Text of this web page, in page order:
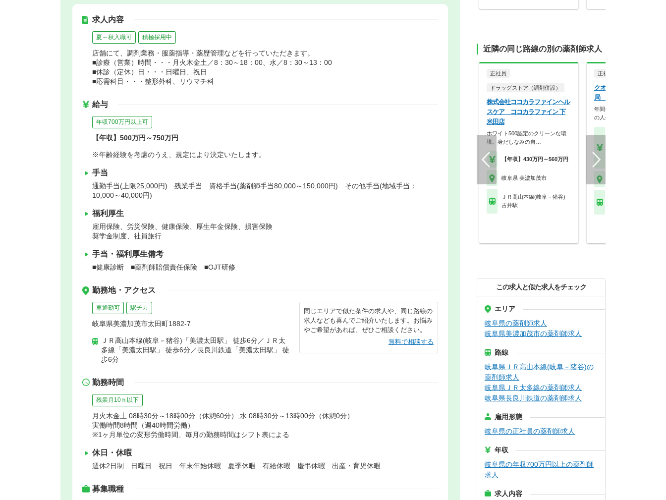
求人内容
夏～秋入職可 積極採用中
店舗にて、調剤業務・服薬指導・薬歴管理などを行っていただきます。
■診療（営業）時間・・・月火木金土／8：30～18：00、水／8：30～13：00
■休診（定休）日・・・日曜日、祝日
■応需科目・・・整形外科、リウマチ科
給与
年収700万円以上可
【年収】500万円～750万円
※年齢経験を考慮のうえ、規定により決定いたします。
手当
通勤手当(上限25,000円) 残業手当 資格手当(薬剤師手当80,000～150,000円) その他手当(地域手当：
10,000～40,000円)
福利厚生
雇用保険、労災保険、健康保険、厚生年金保険、損害保険
奨学金制度、社員旅行
手当・福利厚生備考
■健康診断 ■薬剤師賠償責任保険 ■OJT研修
勤務地・アクセス
車通勤可 駅チカ
岐阜県美濃加茂市太田町1882-7
ＪＲ高山本線(岐阜－猪谷)「美濃太田駅」 徒歩6分／ＪＲ太
多線「美濃太田駅」 徒歩6分／長良川鉄道「美濃太田駅」 徒
歩6分
同じエリアで似た条件の求人や、同じ路線の
求人なども喜んでご紹介いたします。お悩み
やご希望があれば、ぜひご相談ください。
無料で相談する
勤務時間
残業月10ｈ以下
月火木金土:08時30分～18時00分（休憩60分）,水:08時30分～13時00分（休憩0分）
実働時間8時間（週40時間労働）
※1ヶ月単位の変形労働時間、毎月の勤務時間はシフト表による
休日・休暇
週休2日制 日曜日 祝日 年末年始休暇 夏季休暇 有給休暇 慶弔休暇 出産・育児休暇
募集職種
近隣の同じ路線の別の薬剤師求人
正社員
ドラッグストア（調剤併設）
株式会社ココカラファインヘル
スケア ココカラファイン 下
米田店
ホワイト500認定のクリーンな環
境。身だしなみの自…
【年収】430万円～560万円
岐阜県 美濃加茂市
ＪＲ高山本線(岐阜－猪谷)
古井駅
正社員
クオール株式会社 クオ
局 加茂店
年間休日125日、最大9連休
の人生を大切にで…
この求人と似た求人をチェック
エリア
岐阜県の薬剤師求人
岐阜県美濃加茂市の薬剤師求人
路線
岐阜県ＪＲ高山本線(岐阜－猪谷)の
薬剤師求人
岐阜県ＪＲ太多線の薬剤師求人
岐阜県長良川鉄道の薬剤師求人
雇用形態
岐阜県の正社員の薬剤師求人
年収
岐阜県の年収700万円以上の薬剤師
求人
求人内容